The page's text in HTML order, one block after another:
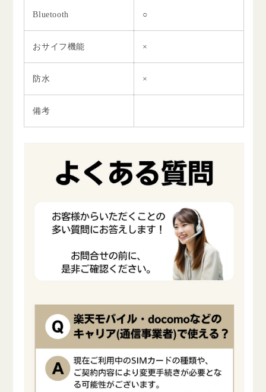
Bluetooth ○
おサイフ機能 ×
防水 ×
備考